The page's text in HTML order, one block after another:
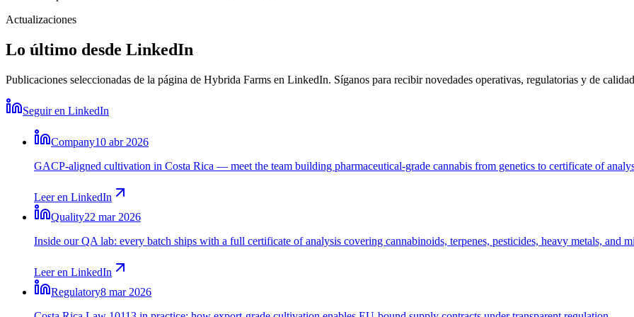
Actualizaciones
Lo último desde LinkedIn
Publicaciones seleccionadas de la página de Hybrida Farms en LinkedIn. Síganos para recibir novedades operativas, regulatorias y de
Seguir en LinkedIn
Company10 abr 2026
GACP-aligned cultivation in Costa Rica — meet the team building pharmaceutical-grade cannabis from genetics to certificate of
Leer en LinkedIn
Quality22 mar 2026
Inside our QA lab: every batch ships with a full certificate of analysis covering cannabinoids, terpenes, pesticides, heavy metals, and
Leer en LinkedIn
Regulatory8 mar 2026